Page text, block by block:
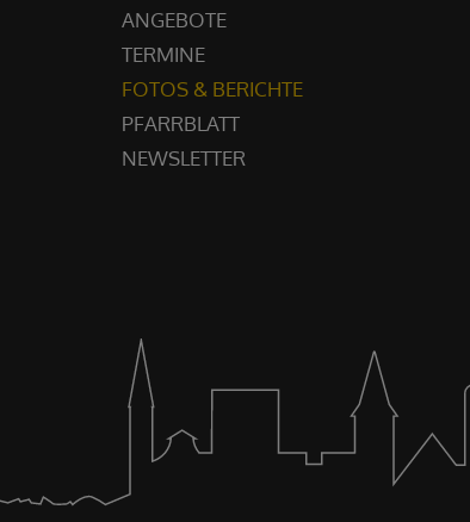
ANGEBOTE
TERMINE
FOTOS & BERICHTE
PFARRBLATT
NEWSLETTER